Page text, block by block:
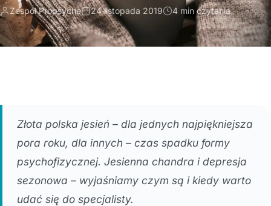
Zespół Propsyche 24 listopada 2019 4 min czytania
Złota polska jesień – dla jednych najpiękniejsza
pora roku, dla innych – czas spadku formy
psychofizycznej. Jesienna chandra i depresja
sezonowa – wyjaśniamy czym są i kiedy warto
udać się do specjalisty.